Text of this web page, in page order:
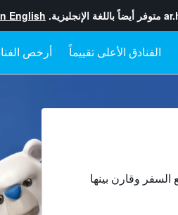
متوفر أيضاً باللغة الإنجليزية. English
الفنادق الأعلى تقييماً أرخص
وقارن بينها